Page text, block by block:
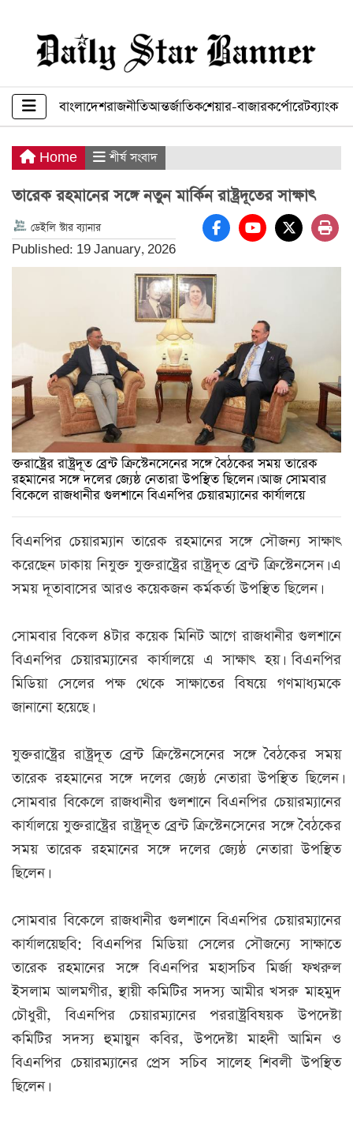
বাংলাদেশরাজনীতিআন্তর্জাতিকশেয়ার-বাজারকর্পোরেটব্যাংক
Home শীর্ষ সংবাদ
তারেক রহমানের সঙ্গে নতুন মার্কিন রাষ্ট্রদূতের সাক্ষাৎ
ডেইলি স্টার ব্যানার
Published: 19 January, 2026
ক্তরাষ্ট্রের রাষ্ট্রদূত ব্রেন্ট ক্রিস্টেনসেনের সঙ্গে বৈঠকের সময় তারেক
রহমানের সঙ্গে দলের জ্যেষ্ঠ নেতারা উপস্থিত ছিলেন। আজ সোমবার
বিকেলে রাজধানীর গুলশানে বিএনপির চেয়ারম্যানের কার্যালয়ে
বিএনপির চেয়ারম্যান তারেক রহমানের সঙ্গে সৌজন্য সাক্ষাৎ
করেছেন ঢাকায় নিযুক্ত যুক্তরাষ্ট্রের রাষ্ট্রদূত ব্রেন্ট ক্রিস্টেনসেন। এ
সময় দূতাবাসের আরও কয়েকজন কর্মকর্তা উপস্থিত ছিলেন।
সোমবার বিকেল ৪টার কয়েক মিনিট আগে রাজধানীর গুলশানে
বিএনপির চেয়ারম্যানের কার্যালয়ে এ সাক্ষাৎ হয়। বিএনপির
মিডিয়া সেলের পক্ষ থেকে সাক্ষাতের বিষয়ে গণমাধ্যমকে
জানানো হয়েছে।
যুক্তরাষ্ট্রের রাষ্ট্রদূত ব্রেন্ট ক্রিস্টেনসেনের সঙ্গে বৈঠকের সময়
তারেক রহমানের সঙ্গে দলের জ্যেষ্ঠ নেতারা উপস্থিত ছিলেন।
সোমবার বিকেলে রাজধানীর গুলশানে বিএনপির চেয়ারম্যানের
কার্যালয়ে যুক্তরাষ্ট্রের রাষ্ট্রদূত ব্রেন্ট ক্রিস্টেনসেনের সঙ্গে বৈঠকের
সময় তারেক রহমানের সঙ্গে দলের জ্যেষ্ঠ নেতারা উপস্থিত
ছিলেন।
সোমবার বিকেলে রাজধানীর গুলশানে বিএনপির চেয়ারম্যানের
কার্যালয়েছবি: বিএনপির মিডিয়া সেলের সৌজন্যে সাক্ষাতে
তারেক রহমানের সঙ্গে বিএনপির মহাসচিব মির্জা ফখরুল
ইসলাম আলমগীর, স্থায়ী কমিটির সদস্য আমীর খসরু মাহমুদ
চৌধুরী, বিএনপির চেয়ারম্যানের পররাষ্ট্রবিষয়ক উপদেষ্টা
কমিটির সদস্য হুমায়ুন কবির, উপদেষ্টা মাহদী আমিন ও
বিএনপির চেয়ারম্যানের প্রেস সচিব সালেহ শিবলী উপস্থিত
ছিলেন।